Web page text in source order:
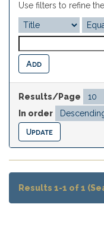
Use filters to refine
Results/Page
In order
Results 1-1 of 1